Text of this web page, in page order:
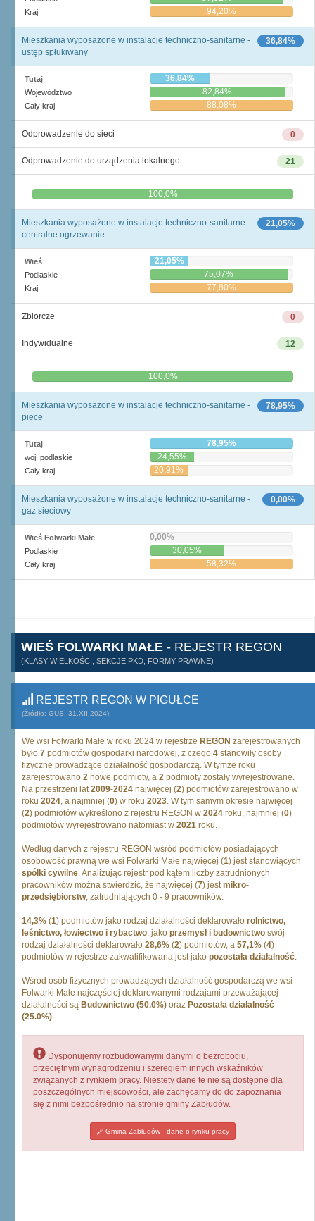
Kraj 94,20%
36,84%
Mieszkania wyposażone w instalacje techniczno-sanitarne -
ustęp spłukiwany
Tutaj 36,84%
Województwo 82,84%
Cały kraj 88,08%
0
Odprowadzenie do sieci
21
Odprowadzenie do urządzenia lokalnego
0,0% 100,0%
21,05%
Mieszkania wyposażone w instalacje techniczno-sanitarne -
centralne ogrzewanie
Wieś 21,05%
Podlaskie 75,07%
Kraj 77,80%
0
Zbiorcze
12
Indywidualne
0,0% 100,0%
78,95%
Mieszkania wyposażone w instalacje techniczno-sanitarne -
piece
Tutaj 78,95%
woj. podlaskie 24,55%
Cały kraj 20,91%
0,00%
Mieszkania wyposażone w instalacje techniczno-sanitarne -
gaz sieciowy
Wieś Folwarki Małe 0,00%
Podlaskie 30,05%
Cały kraj 58,32%
WIEŚ FOLWARKI MAŁE - REJESTR REGON
(KLASY WIELKOŚCI, SEKCJE PKD, FORMY PRAWNE)
REJESTR REGON W PIGUŁCE
(Źródło: GUS, 31.XII.2024)
We wsi Folwarki Małe w roku 2024 w rejestrze REGON zarejestrowanych
było 7 podmiotów gospodarki narodowej, z czego 4 stanowiły osoby
fizyczne prowadzące działalność gospodarczą. W tymże roku
zarejestrowano 2 nowe podmioty, a 2 podmioty zostały wyrejestrowane.
Na przestrzeni lat2009-2024 najwięcej (2) podmiotów zarejestrowano w
roku 2024, a najmniej (0) w roku 2023. W tym samym okresie najwięcej
(2) podmiotów wykreślono z rejestru REGON w 2024 roku, najmniej (0)
podmiotów wyrejestrowano natomiast w 2021 roku.
Według danych z rejestru REGON wśród podmiotów posiadających
osobowość prawną we wsi Folwarki Małe najwięcej (1) jest stanowiących
spólki cywilne. Analizując rejestr pod kątem liczby zatrudnionych
pracowników można stwierdzić, że najwięcej (7) jestmikro-
przedsiębiorstw, zatrudniających 0 - 9 pracowników.
14,3% (1) podmiotów jako rodzaj działalności deklarowało rolnictwo,
leśnictwo, łowiectwo i rybactwo, jako przemysł i budownictwo swój
rodzaj działalności deklarowało 28,6% (2) podmiotów, a 57,1% (4)
podmiotów w rejestrze zakwalifikowana jest jako pozostała działalność.
Wśród osób fizycznych prowadzących działalność gospodarczą we wsi
Folwarki Małe najczęściej deklarowanymi rodzajami przeważającej
działalności są Budownictwo (50.0%) oraz Pozostała działalność
(25.0%).
Dysponujemy rozbudowanymi danymi o bezrobociu,
przeciętnym wynagrodzeniu i szeregiem innych wskaźników
związanych z rynkiem pracy. Niestety dane te nie są dostępne dla
poszczególnych miejscowości, ale zachęcamy do do zapoznania
się z nimi bezpośrednio na stronie gminy Zabłudów.
Gmina Zabłudów - dane o rynku pracy